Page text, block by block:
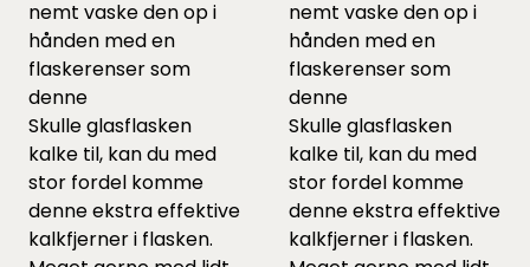
nemt vaske den op i
hånden med en
flaskerenser som
denne
Skulle glasflasken
kalke til, kan du med
stor fordel komme
denneekstra effektive
kalkfjerner i flasken.
nemt vaske den op i
hånden med en
flaskerenser som
denne
Skulle glasflasken
kalke til, kan du med
stor fordel komme
denneekstra effektive
kalkfjerner i flasken.